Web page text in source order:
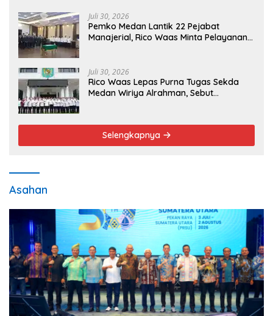
Juli 30, 2026
Pemko Medan Lantik 22 Pejabat
Manajerial, Rico Waas Minta Pelayanan
Juli 30, 2026
Rico Waas Lepas Purna Tugas Sekda
Medan Wiriya Alrahman, Sebut
Selengkapnya
Asahan